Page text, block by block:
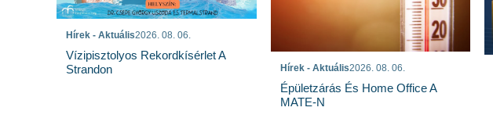
Hírek - Aktuális2026. 08. 06.
Vízipisztolyos Rekordkísérlet A
Strandon
Hírek - Aktuális2026. 08. 06.
Épületzárás És Home Office A
MATE-N